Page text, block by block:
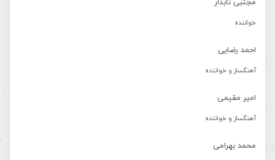
مجتبی تابدار
خواننده
احمد رضایی
آهنگساز و خواننده
امیر مقیمی
آهنگساز و خواننده
محمد بهرامی